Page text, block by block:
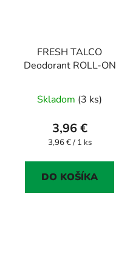
FRESH TALCO
Deodorant ROLL-ON
Skladom (3 ks)
3,96 €
Jednotková
3,96 € / 1 ks
DO KOŠÍKA